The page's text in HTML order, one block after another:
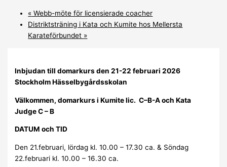
« Webb-möte för licensierade coacher
Distriktsträning i Kata och Kumite hos Mellersta
Karateförbundet »
Inbjudan till domarkurs den21-22 februari 2026
Stockholm Hässelbygårdsskolan
Välkommen, domarkurs i Kumite lic. C–B-A och Kata
Judge C – B
DATUM och TID
Den 21.februari, lördag kl. 10.00 – 17.30 ca. & Söndag
22.februari kl. 10.00 – 16.30 ca.